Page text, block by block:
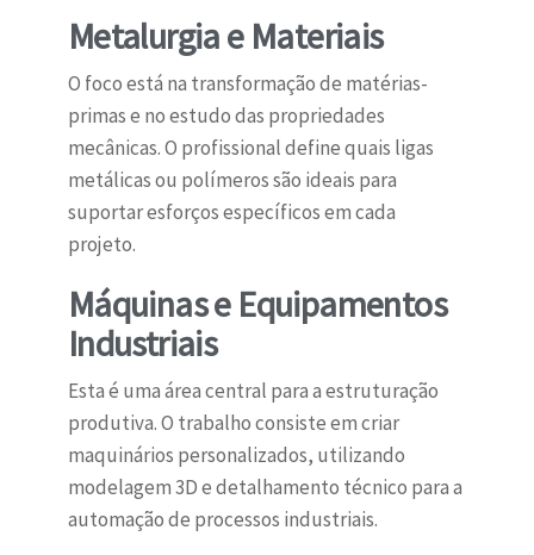
Metalurgia e Materiais
O foco está na transformação de matérias-
primas e no estudo das propriedades
mecânicas. O profissional define quais ligas
metálicas ou polímeros são ideais para
suportar esforços específicos em cada
projeto.
Máquinas e Equipamentos
Industriais
Esta é uma área central para a estruturação
produtiva. O trabalho consiste em criar
maquinários personalizados, utilizando
modelagem 3D e detalhamento técnico para a
automação de processos industriais.